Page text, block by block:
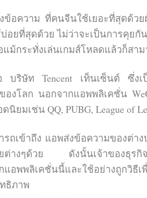
ข้อความ ที่คนจีนใช้เยอะที่สุดด้ว
ยที่สุดด้วย ไม่ว่าจะเป็นการคุยกั
ม้กระทั่งเล่นเกมส์โหลดแล้วก็สาม
บริษัท Tencent เท็นเซ็นต์ ซึ่ง
งโลก นอกจากแอพพลิเคชั่น
มเช่น QQ, PUBG, League of
ถเข้าถึง แอพส่งข้อความของต่างป
ยต่างๆด้วย ดังนั้นเจ้าของธุรกิจ
อพพลิเคชั่นนี้และใช้อย่างถูกวิธีเ
ธิภาพ